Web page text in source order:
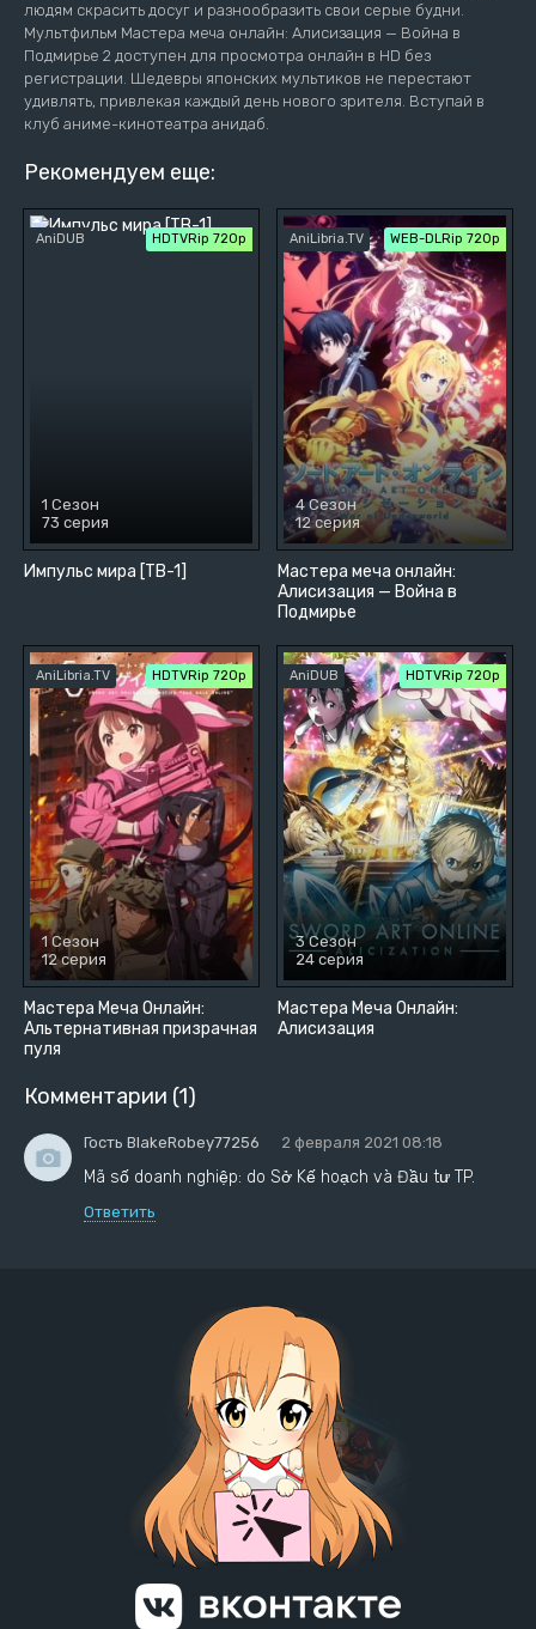
людям скрасить досуг и разнообразить свои серые будни.
Мультфильм Мастера меча онлайн: Алисизация — Война в
Подмирье 2 доступен для просмотра онлайн в HD без
регистрации. Шедевры японских мультиков не перестают
удивлять, привлекая каждый день нового зрителя. Вступай в
клуб аниме-кинотеатра анидаб.
Рекомендуем еще:
Импульс мира [ТВ-1]
AniDUB HDTVRip 720p
1 Сезон
73 серия
Мастера меча онлайн:
Алисизация — Война в
Подмирье
AniLibria.TV WEB-DLRip 720p
4 Сезон
12 серия
Мастера Меча Онлайн:
Альтернативная призрачная
пуля
AniLibria.TV HDTVRip 720p
1 Сезон
12 серия
Мастера Меча Онлайн:
Алисизация
AniDUB HDTVRip 720p
3 Сезон
24 серия
Комментарии (1)
Гость BlakeRobey77256 2 февраля 2021 08:18
Mã số doanh nghiệp: do Sở Kế hoạch và Đầu tư TP.
Ответить